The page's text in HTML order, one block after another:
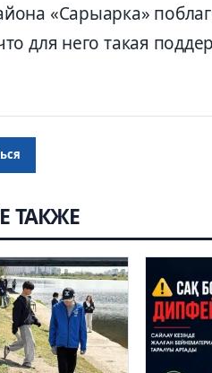
«Сарыарка»
для него такая
ТАКЖЕ